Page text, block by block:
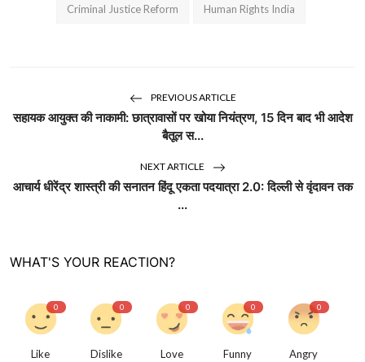
Criminal Justice Reform Human Rights India
PREVIOUS ARTICLE
सहायक आयुक्त की नाकामी: छात्रावासों पर खोया नियंत्रण, 15 दिन बाद भी आदेश
बैतूल स...
NEXT ARTICLE
आचार्य धीरेंद्र शास्त्री की सनातन हिंदू एकता पदयात्रा 2.0: दिल्ली से वृंदावन तक
...
WHAT'S YOUR REACTION?
0
Like
0
Dislike
0
Love
0
Funny
0
Angry